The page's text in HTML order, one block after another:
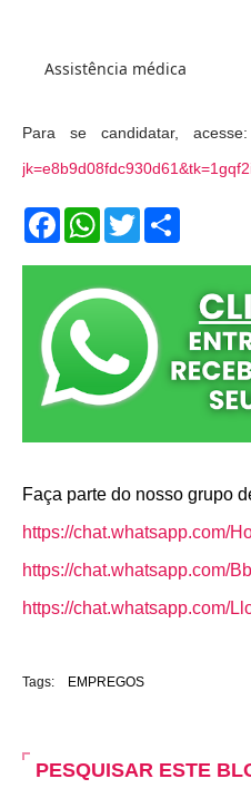
Assistência médica
Para se candidatar,
F
a
e
o
o
W
h
t
s
A
T
w
t
e
r
r
Faça parte do nosso grupo
https://chat.whatsapp.com/
https://chat.whatsapp.com/
https://chat.whatsapp.com/
Tags: EMPREGOS
PESQUISAR ESTE